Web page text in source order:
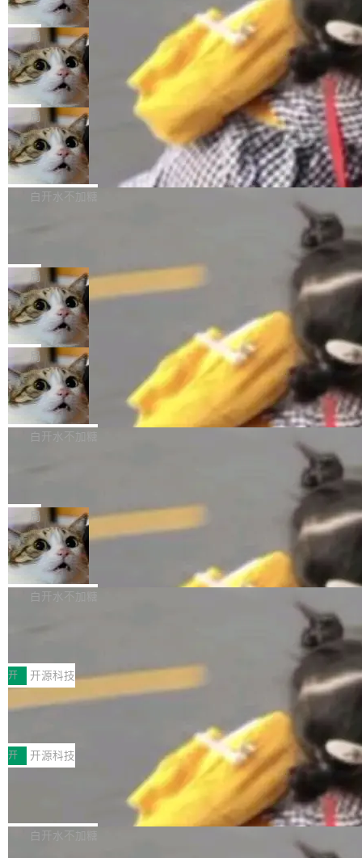
数字电视技术方向的博士生，长期从事视频、音
频技...
超出原定预算 860%。 更令人意外的是，该项目
最终并未成功落地，而高额算力消耗持续运行长
达 5 个月，公司直到财务对账时才察觉异常。这
意味着一个无人看管的 AI 程序，在近半年时间
里日夜不停地"烧钱"。 复盘显示，...
2027 年就能追上美国前沿实验室的水平。 Dela
ngue 把原因归结为一件事：开放协作。中国的
AI 开发者在一个共享和协作的生态里加速迭代，
而美国模型厂商在"闭门造车"。他的原话是 "buil
ding in silos"——各自为战，互不通气。 这个判
断从他嘴里说出来分量不同。Hugging Face 是
全球最大的开源 AI 平台，上面跑着上百万个模
型。谁在开源赛道上领先，...
统，开发者工具必须开源
五年前，David Crawshaw 问过很多软件工程师
一个问题：你写过什么给自己用的程序？答案几
乎都是没有。工程师们整天用别人写的程序写程
序给别人用。偶尔有人自己写个博客系统、智能
家居控制、家庭实验室，都算稀奇事。 Crawsh
aw 是 Shelley 的作者，一个开源 AI coding age
nt。他最近在博客上写了一篇文章，核心论点很
简单：开发者工具必须开源。 理由不是传统的自
由软件情怀，而是一个跟 AI agent 直接相关的
技术判断。 两行 prompt 就能个性化任何软件 C
局
DeepSeek Harness 宣布内测邀请，全
网最大规模开源 Agent 路演现场诞生
一条内测招募帖，发出去的时候大概没人想到它
会变成一场开源 Agent 生态的路演。 8月1日，
DeepSeek Harness 团队负责人崔添翼（tiany
i）在 X 上发帖： 「如果你是 Agent Harness 相
关开源项目的开发者，希望参加 DeepSeek Har
ness 的内测，可以回复或私信联系我。请附上
Harness 负责把能力落到真实环境中——调用工
具、读写文件、管理上下文、处理错误、完成闭
环。崔添翼招人的标...
局
商汤 SenseNova U1.5-Lite-Preview
开源
商汤科技宣布面向社区开源轻量级统一多模态模
型的预览版本 SenseNova U1.5-Lite-Preview。
理解、推理、生成与编辑，还仅以 8B-MoT 的轻
量大小，将能力推进到4K、更精细的真实质感、
更复杂的视觉控制和可持续迭代编辑。 相比 U
1，U1.5-Lite-Preview 在以下方向上带来了显著
提升： 原生支持4K图像生成； 更精细的局部纹
理、细节与真实世界质感； 更准确的中英文文字
生成与复杂版式组织； 更稳定的图...
白开水不加糖
nap。这次是 hwctl——一个用来检查 Ubuntu
硬件认证状态的命令行工具。 Canonical 工程师
Alan Griffiths 在邮件列表中说得很直白：「hwc
tl 是一个 Ubuntu 专有的包，它和它的依赖项都
是 Ubuntu 专有的，不会用在其他发行版上。」
所以 deb 版本的受众实际上为零。既然只有 Ub
untu 用户在用，那用 snap 打包就没什么可纠结
的。 从 deb 到 snap 的迁移路径 hwctl 是 rust-
hwlib 硬件 API 库的一部分，命令行工具负责查
局
Dario Amodei 担心新人来 Anthropic
只为金钱，不为使命
顶级 AI 研究员在两家公司之间来回跳，中间只
隔了几天。 Lilian Weng 上周刚宣布因健康原因
离开 Thinking Machines Lab，说自己作为联合
创始人的角色「太累了」。几天后，The Inform
ation 就曝出她将重回 OpenAI，负责递归自我
改进方向的研究。她是 Thinking Machines 过
一在人才争夺战中失血的公司。六月，Google
连失两员大将：Noam Shazeer 去了 Op...
局
FFmpeg 9.0 发布
FFmpeg 9.0 现已发布，包含多项改进。官方更
新日志列出的 9.0 版本主要更新内容如下： 扩
er HE-AAC 960 解码 (DAB+) transpose_cuda
filter 添加 AMF Frame Rate Converter (vf_frc
_amf) filter SMPTE 2094-50 元数据支持和直
通 ProRes RAW VideoToolbox 硬件加速器 AP
V ...
白开水不加糖
Code 在 X 上发帖：「DeepSeek Flash did 8T
tokens on August 1st. 5T of free usage + 3T
on OpenCode Go.」79.8 万次浏览，连带着 #
DeepSeek一天消耗了8万亿# 上了微博热搜——
注意这是 OpenCode 一家的消耗。 OpenCode
不完。」5T 来自免费额度，3T 来自 Go...
局
NetBSD 11.0 正式发布
NetBSD 11.0 现已正式发布，这是 NetBSD 操
作系统的第十八个主要版本。 自 NetBSD 10.1
ve JH71XX 的设备，例如 VisionFive 2、PINE
64 STAR64，以及 QEMU。 增强了对 POSIX.1
-2024 和 C23 编程接口标准的兼容性。 compat
_linux(8) 增强了对 Linux 系统调用的支持，包
括 epoll（围绕 kqueue 实现）、POSIX 消息队
列、...
白开水不加糖
案
享会在上海举办。鸿蒙生态的全场景智慧营销平
台鲸鸿动能协同华为游戏中心，面向游戏行业开
发者及生态伙伴，系统呈现了平台在游戏领域的
完整能力版图——从IAP高价值用户的全周期经
营、到IAA游戏的“买变一体”正循环、再到联运与
广告协同的全链路经营闭环，以及面向全球市场
的出海增长布局。 华为终端云业务商业化销售负
责人在开场致辞中表示，游戏开发者的核心诉求
已不再是“多一个投放渠道”，而是一套能够持续
开 开源科技
技嘉X3D系列再添新成员 B850 AORU
面向AMD Ryzen X3D处理器玩家，技嘉X3D系
列主板阵容迎来新成员——B850 AORUS ELITE
X3D。作为面向主流高性能平台打造的全新主板
产品，B850 AORUS ELITE X3D延续技嘉在X3
D平台优化上的技术积累，旨在为游戏玩家带来
更稳定、更高效的装机选择。 B850 AORUS ELI
开 开源科技
Zadig v5.0 发布：AI 发布专员与 AI 审
我们团队这几天最大的卡点不是 AI 写得不够
好，是 AI 写得太好了。 好到审查排期从两天的
白开水不加糖